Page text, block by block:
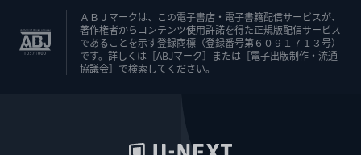
ＡＢＪマークは、この電子書店・電子書籍配信サービスが、
著作権者からコンテンツ使用許諾を得た正規版配信サービス
であることを示す登録商標（登録番号第６０９１７１３号）
です。詳しくは［ABJマーク］または［電子出版制作・流通
協議会］で検索してください。